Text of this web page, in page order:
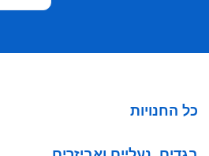
כל החנויות